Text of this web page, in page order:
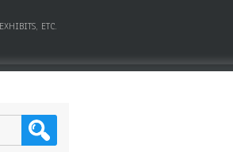
ETC.